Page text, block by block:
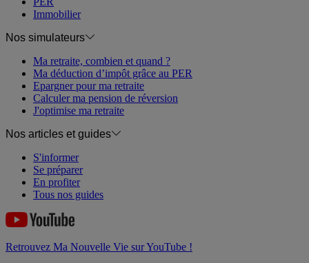
Immobilier
Nos simulateurs
Ma retraite, combien et quand ?
Ma déduction d’impôt grâce au PER
Epargner pour ma retraite
Calculer ma pension de réversion
J'optimise ma retraite
Nos articles et guides
S'informer
Se préparer
En profiter
Tous nos guides
Retrouvez Ma Nouvelle Vie sur YouTube !